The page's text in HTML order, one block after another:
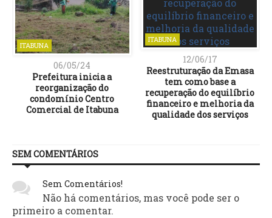
ITABUNA
06/05/24
Prefeitura inicia a
reorganização do
condomínio Centro
Comercial de Itabuna
ITABUNA
12/06/17
Reestruturação da Emasa
tem como base a
recuperação do equilíbrio
financeiro e melhoria da
qualidade dos serviços
SEM COMENTÁRIOS
Sem Comentários!
Não há comentários, mas você pode ser o
primeiro a comentar.